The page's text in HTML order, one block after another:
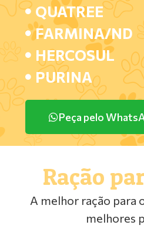
QUATREE
FARMINA/ND
HERCOSUL
PURINA
Peça pelo
Ração
A melhor ração para
melhores